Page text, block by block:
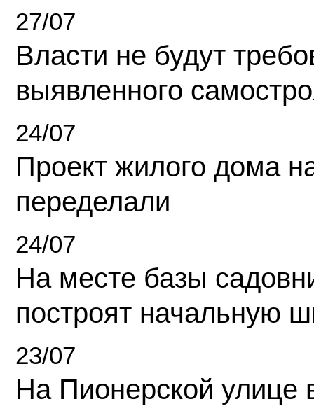
27/07
Власти не будут
выявленного
24/07
Проект жилого дома
переделали
24/07
На месте базы
построят начальную
23/07
На Пионерской улице